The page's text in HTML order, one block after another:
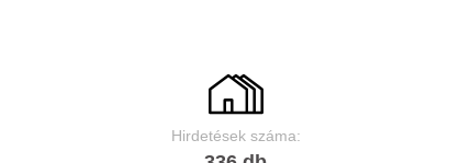
Hirdetések száma: